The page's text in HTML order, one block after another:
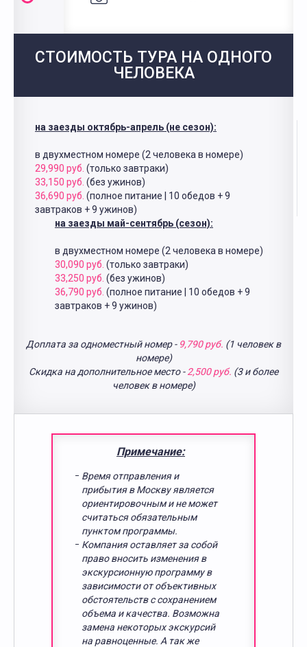
СТОИМОСТЬ ТУРА НА ОДНОГО
ЧЕЛОВЕКА
на заезды октябрь-апрель (не сезон):
в двухместном номере (2 человека в номере)
29,990 руб. (только завтраки)
33,150 руб. (без ужинов)
36,690 руб. (полное питание | 10 обедов + 9
завтраков + 9 ужинов)
на заезды май-сентябрь (сезон):
в двухместном номере (2 человека в номере)
30,090 руб. (только завтраки)
33,250 руб. (без ужинов)
36,790 руб. (полное питание | 10 обедов + 9
завтраков + 9 ужинов)
Доплата за одноместный номер - 9,790 руб. (1 человек в
номере)
Скидка на дополнительное место -2,500 руб. (3 и более
человек в номере)
Примечание:
Время отправления и
прибытия в Москву является
ориентировочным и не может
считаться обязательным
пунктом программы.
Компания оставляет за собой
право вносить изменения в
экскурсионную программу в
зависимости от объективных
обстоятельств с сохранением
объема и качества. Возможна
замена некоторых экскурсий
на равноценные. А так же